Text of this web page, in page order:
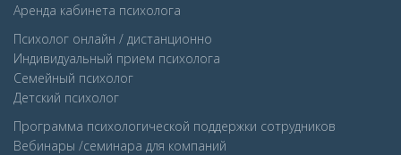
Аренда кабинета психолога
Психолог онлайн / дистанционно
Индивидуальный прием психолога
Семейный психолог
Детcкий психолог
Программа психологической поддержки сотрудников
Вебинары /семинара для компаний